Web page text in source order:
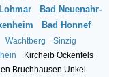
Lohmar
Bad Neuenahr-
Bad Honnef
Wachtberg
Sinzig
Kircheib Ockenfels
Bruchhausen Unkel